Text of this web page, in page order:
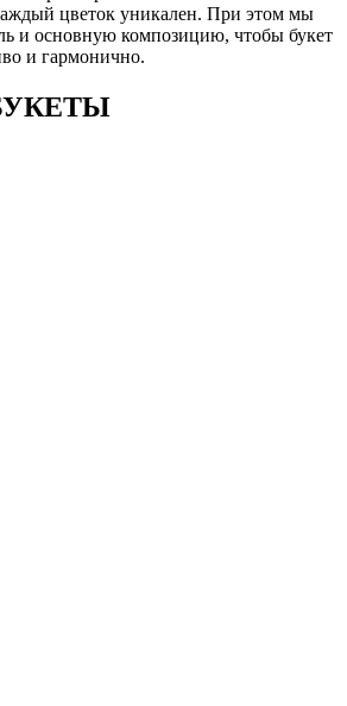
цветок уникален. При этом мы
и основную композицию, чтобы букет
и гармонично.